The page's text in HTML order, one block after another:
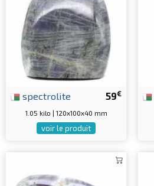
59€
spectrolite
1.05 kilo | 120x100x40 mm
voir le produit